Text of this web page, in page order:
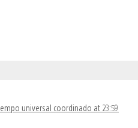
universal coordinado at 23:59